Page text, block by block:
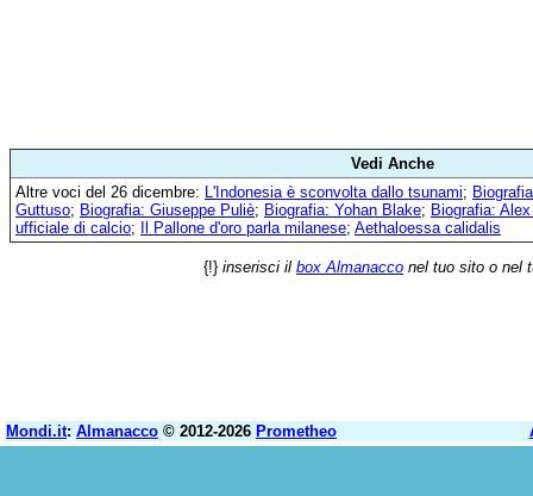
Vedi Anche
Altre voci del 26 dicembre: L'Indonesia è sconvolta dallo tsunami;
Guttuso; Biografia: Giuseppe Puliè; Biografia: Yohan Blake; Biografia:
ufficiale di calcio; Il Pallone d'oro parla milanese; Aethaloessa calidalis
{!} inserisci il box Almanacco nel tuo sito o nel
Mondi.it: Almanacco © 2012-2026 Prometheo